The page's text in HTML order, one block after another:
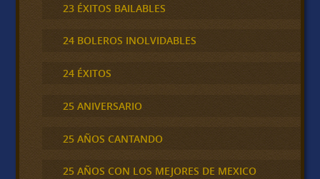
23 ÉXITOS BAILABLES
24 BOLEROS INOLVIDABLES
24 ÉXITOS
25 ANIVERSARIO
25 AÑOS CANTANDO
25 AÑOS CON LOS MEJORES DE MEXICO